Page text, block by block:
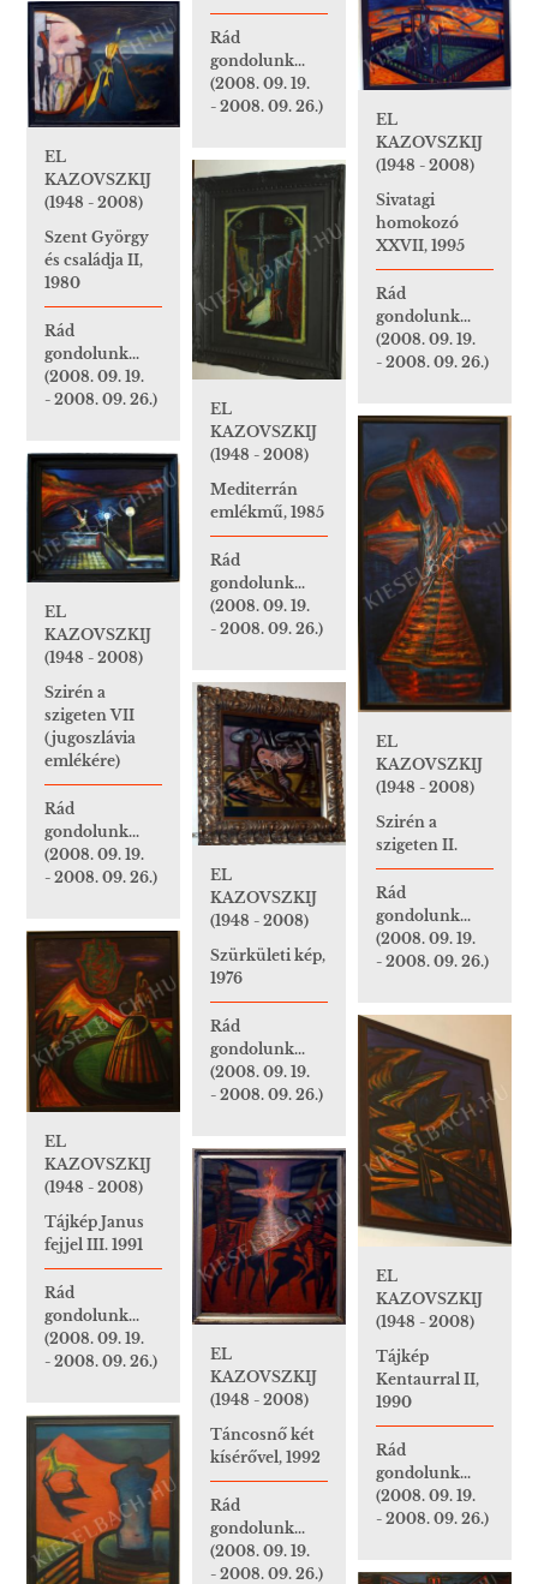
Rád
gondolunk...
(2008. 09. 19.
- 2008. 09. 26.)
EL
KAZOVSZKIJ
(1948 - 2008)
Sivatagi
homokozó
XXVII, 1995
Rád
gondolunk...
(2008. 09. 19.
- 2008. 09. 26.)
EL
KAZOVSZKIJ
(1948 - 2008)
Szent György
és családja II,
1980
Rád
gondolunk...
(2008. 09. 19.
- 2008. 09. 26.)
EL
KAZOVSZKIJ
(1948 - 2008)
Mediterrán
emlékmű, 1985
Rád
gondolunk...
(2008. 09. 19.
- 2008. 09. 26.)
EL
KAZOVSZKIJ
(1948 - 2008)
Szirén a
szigeten II.
Rád
gondolunk...
(2008. 09. 19.
- 2008. 09. 26.)
EL
KAZOVSZKIJ
(1948 - 2008)
Szirén a
szigeten VII
(jugoszlávia
emlékére)
Rád
gondolunk...
(2008. 09. 19.
- 2008. 09. 26.)
EL
KAZOVSZKIJ
(1948 - 2008)
Szürkületi kép,
1976
Rád
gondolunk...
(2008. 09. 19.
- 2008. 09. 26.)
EL
KAZOVSZKIJ
(1948 - 2008)
Tájkép Janus
fejjel III. 1991
Rád
gondolunk...
(2008. 09. 19.
- 2008. 09. 26.)
EL
KAZOVSZKIJ
(1948 - 2008)
Tájkép
Kentaurral II,
1990
Rád
gondolunk...
(2008. 09. 19.
- 2008. 09. 26.)
EL
KAZOVSZKIJ
(1948 - 2008)
Táncosnő két
kísérővel, 1992
Rád
gondolunk...
(2008. 09. 19.
- 2008. 09. 26.)